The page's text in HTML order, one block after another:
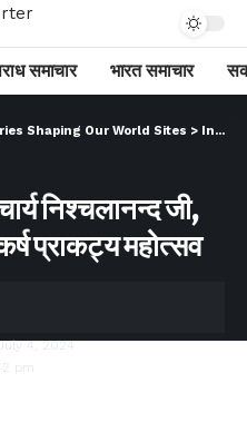
समाचार भारत समाचार
Shaping Our World Sites > Indi Reporter (Hindi)
निश्चलानन्द जी,
प्राकट्य महोत्सव
pm
4, 2024